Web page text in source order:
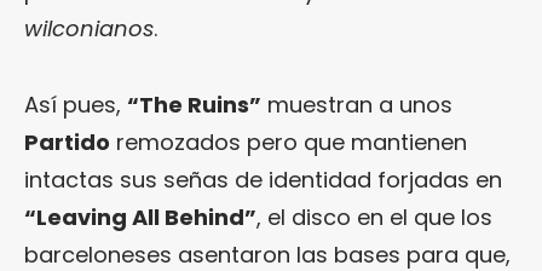
wilconianos.
Así pues, “The Ruins” muestran a unos
Partido remozados pero que mantienen
intactas sus señas de identidad forjadas en
“Leaving All Behind”, el disco en el que los
barceloneses asentaron las bases para que,